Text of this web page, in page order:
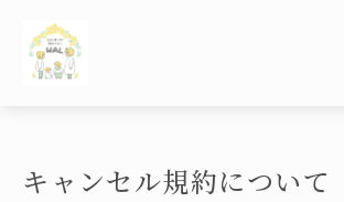
キャンセル規約について